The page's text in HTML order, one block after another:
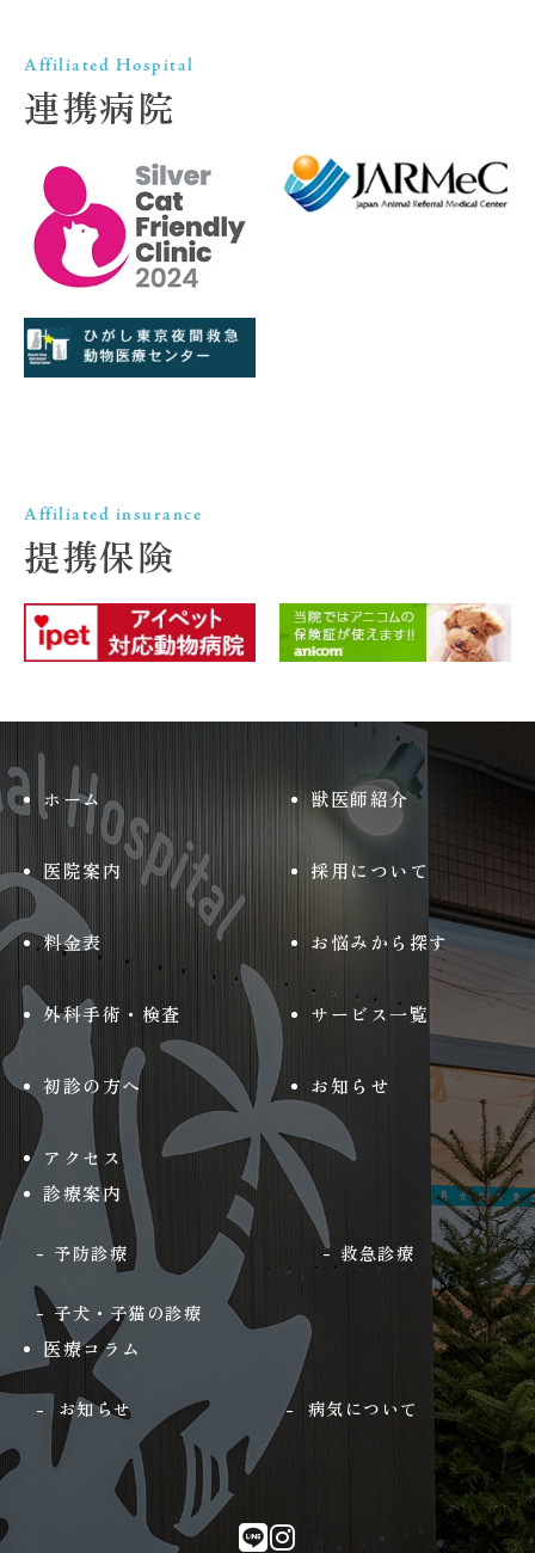
Affiliated Hospital
連携病院
Affiliated insurance
提携保険
ホーム 獣医師紹介
医院案内 採用について
料金表 お悩みから探す
外科手術・検査 サービス一覧
初診の方へ お知らせ
アクセス
診療案内
予防診療 救急診療
子犬・子猫の診療
医療コラム
お知らせ 病気について